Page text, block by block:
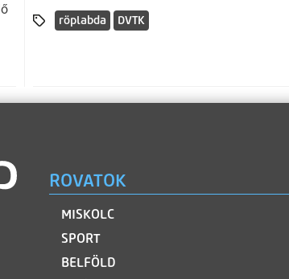
röplabda DVTK
ROVATOK
MISKOLC
SPORT
BELFÖLD